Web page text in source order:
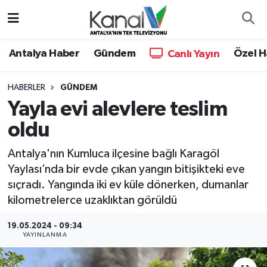
Antalya Haber Gündem Canlı Yayın Özel
HABERLER GÜNDEM
Yayla evi alevlere teslim
oldu
Antalya'nın Kumluca ilçesine bağlı Karagöl
Yaylası’nda bir evde çıkan yangın bitişikteki eve
sıçradı. Yangında iki ev küle dönerken, dumanlar
kilometrelerce uzaklıktan görüldü
19.05.2024 - 09:34
YAYINLANMA
Antalya Haber
Dünya
Eğitim
Ekonomi
Gündem
Günün Manşetleri
Haber Kuşakları
Hava Durumu
Trafik Durumu
Süper Lig Puan Durumu ve Fikstür
Tüm Manşetler
Son Dakika Haberleri
Haber Arşivi